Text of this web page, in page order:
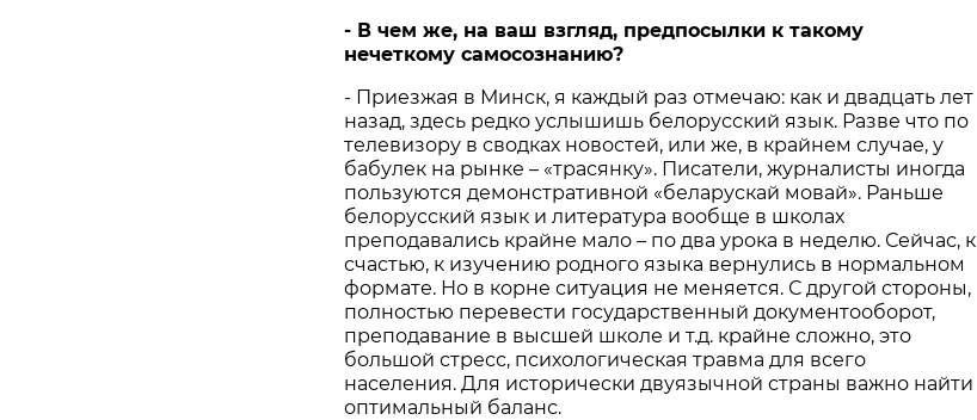
- В чем же, на ваш взгляд, предпосылки к такому
нечеткому самосознанию?
- Приезжая в Минск, я каждый раз отмечаю: как и двадцать лет
назад, здесь редко услышишь белорусский язык. Разве что по
телевизору в сводках новостей, или же, в крайнем случае, у
бабулек на рынке – «трасянку». Писатели, журналисты иногда
пользуются демонстративной «беларускай мовай». Раньше
белорусский язык и литература вообще в школах
преподавались крайне мало – по два урока в неделю. Сейчас, к
счастью, к изучению родного языка вернулись в нормальном
формате. Но в корне ситуация не меняется. С другой стороны,
полностью перевести государственный документооборот,
преподавание в высшей школе и т.д. крайне сложно, это
большой стресс, психологическая травма для всего
населения. Для исторически двуязычной страны важно найти
оптимальный баланс.